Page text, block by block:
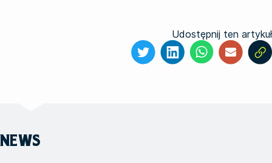
Udostępnij ten artykuł
NEWS